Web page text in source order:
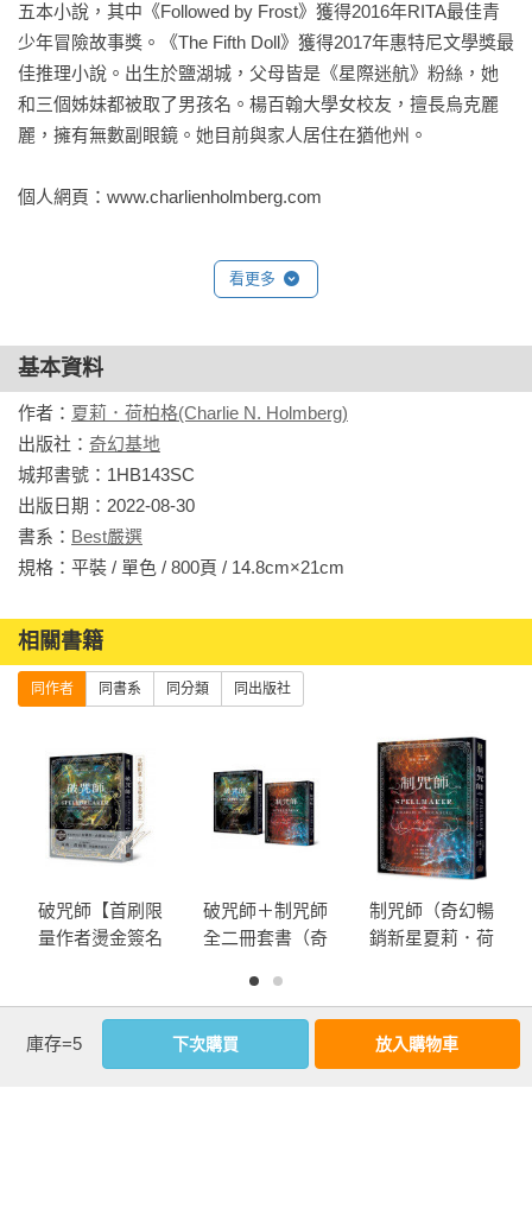
知的魔咒？
此時，倫敦接連發生針對貴族法師的謀殺與竊盜案，被害者家
中以魔咒封鎖的出入口，皆遭破咒師解除。令艾兒希不安的
是，這些都是「兜帽人」交辦予她的下手目標。
眼看各方追查直指向她，究竟是誰要陷她於此困境？而巴克斯
枷鎖，或者，徹底顛覆她所知的世界？
織，賦予了這個架空世界的魔幻英國無與倫比的強大吸引力。
《制咒師（奇幻暢銷新星夏莉．荷柏格，師承邪惡奇幻天才
「山神」、《破咒師》精彩續作！）》
—✴✴✴—
未來，即將永遠改變！
死亡的魔法師、被竊走的魔咒，以及破碎的承諾……
—✴✴✴—
不論代價，保證人人平等。
不顧一切奪取的魔咒，將影響整個魔法世界……
關切的重點。所有罪行的罪魁禍首已呼之欲出，然而，要成功
舉發對方，就意味著艾兒希非法的破咒師身分必須曝光，而拒
絕與對方合作的代價更高——她被關進了監獄，而幕後黑手也
消失無蹤。
巴克斯突破禁制後，自身的法力快速成長，晉升成為法師。面
對艾兒希的牢獄之災與日漸增生的情感，他只有兩條路可走：
助她取得合法身分，或者眼睜睜看她踏上絞刑台。
同時，先前找上艾兒希的美國人，在這一切之中扮演了何種角
色？對方所指的報紙文章，上面奇怪、毫無邏輯的文字背後，
五本小說，其中《Followed by Frost》獲得2016年RITA最佳青
少年冒險故事獎。《The Fifth Doll》獲得2017年惠特尼文學獎最
佳推理小說。出生於鹽湖城，父母皆是《星際迷航》粉絲，她
和三個姊妹都被取了男孩名。楊百翰大學女校友，擅長烏克麗
麗，擁有無數副眼鏡。她目前與家人居住在猶他州。
個人網頁：www.charlienholmberg.com
看更多
基本資料
作者： 夏莉．荷柏格(Charlie N. Holmberg)
出版社： 奇幻基地
城邦書號：1HB143SC
出版日期：2022-08-30
書系： Best嚴選
規格：平裝 / 單色 / 800頁 / 14.8cm×21cm
相關書籍
同作者 同書系 同分類 同出版社
破咒師【首刷限
量作者燙金簽名
暢銷新星夏莉．
荷柏格，師承邪
惡奇幻天才「山
破咒師＋制咒師
全二冊套書（奇
莉．荷柏格，師
承邪惡奇幻天才
「山神」、神祕
目眩的魔幻之
制咒師（奇幻暢
銷新星夏莉．荷
神」、《破咒
師》精彩續
作！）
優惠活動快訊
庫存=5 下次購買 放入購物車